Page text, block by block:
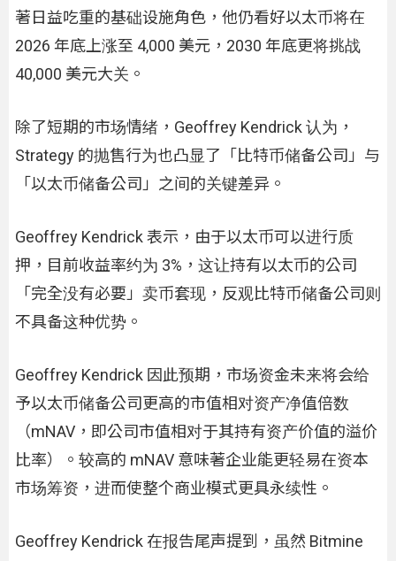
著日益吃重的基础设施角色，他仍看好以太币将在
2026 年底上涨至 4,000 美元，2030 年底更将挑战
40,000 美元大关。
除了短期的市场情绪，Geoffrey Kendrick 认为，
Strategy 的抛售行为也凸显了「比特币储备公司」与
「以太币储备公司」之间的关键差异。
Geoffrey Kendrick 表示，由于以太币可以进行质
押，目前收益率约为 3%，这让持有以太币的公司
「完全没有必要」卖币套现，反观比特币储备公司则
不具备这种优势。
Geoffrey Kendrick 因此预期，市场资金未来将会给
予以太币储备公司更高的市值相对资产净值倍数
（mNAV，即公司市值相对于其持有资产价值的溢价
比率）。较高的 mNAV 意味著企业能更轻易在资本
市场筹资，进而使整个商业模式更具永续性。
Geoffrey Kendrick 在报告尾声提到，虽然 Bitmine